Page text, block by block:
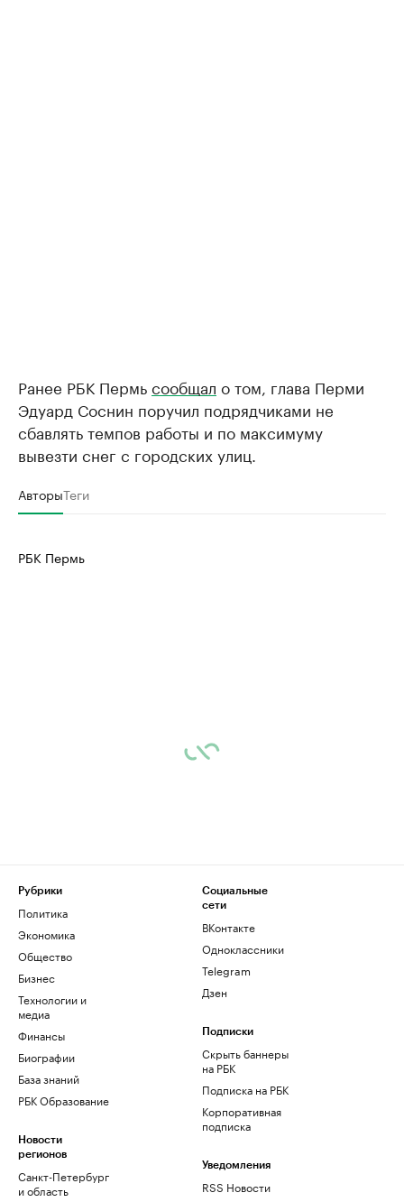
Ранее РБК Пермьсообщал о том, глава Перми
Эдуард Соснин поручил подрядчиками не
сбавлять темпов работы и по максимуму
вывезти снег с городских улиц.
АвторыТеги
РБК Пермь
Рубрики
Политика
Экономика
Общество
Бизнес
Технологии и
медиа
Финансы
Биографии
База знаний
РБК Образование
Новости
регионов
Санкт-Петербург
и область
Социальные
сети
ВКонтакте
Одноклассники
Telegram
Дзен
Подписки
Скрыть баннеры
на РБК
Подписка на РБК
Корпоративная
подписка
Уведомления
RSS Новости